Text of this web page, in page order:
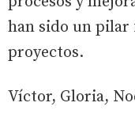
han sido un pilar
proyectos.
Víctor, Gloria,